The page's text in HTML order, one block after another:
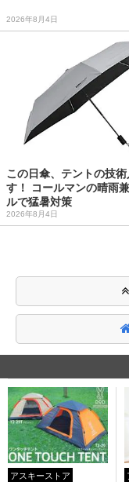
2026年8月4日
この日傘、テントの技
す！ コールマンの晴雨
ルで猛暑対策
2026年8月4日
アスキーストア